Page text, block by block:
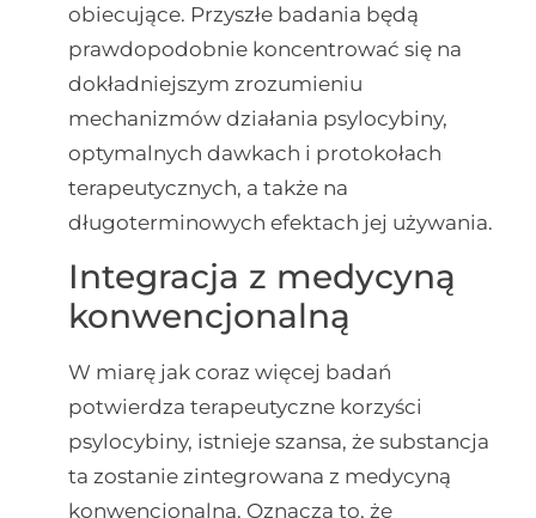
obiecujące. Przyszłe badania będą
prawdopodobnie koncentrować się na
dokładniejszym zrozumieniu
mechanizmów działania psylocybiny,
optymalnych dawkach i protokołach
terapeutycznych, a także na
długoterminowych efektach jej używania.
Integracja z medycyną
konwencjonalną
W miarę jak coraz więcej badań
potwierdza terapeutyczne korzyści
psylocybiny, istnieje szansa, że substancja
ta zostanie zintegrowana z medycyną
konwencjonalną. Oznacza to, że